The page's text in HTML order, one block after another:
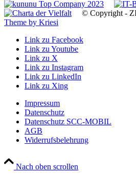
© Copyright -
Theme by Kriesi
Link zu Facebook
Link zu Youtube
Link zu X
Link zu Instagram
Link zu LinkedIn
Link zu Xing
Impressum
Datenschutz
Datenschutz SCC-MOBIL
AGB
Widerrufsbelehrung
Nach oben scrollen